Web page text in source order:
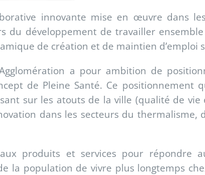
innovante mise en œuvre dans
du développement de travailler
de création et de maintien d’emploi
a pour ambition de
de Pleine Santé. Ce
sur les atouts de la ville (qualité de
dans les secteurs du
produits et services pour répondre
la population de vivre plus longtemps